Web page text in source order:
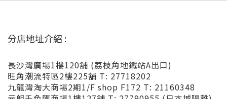
分店地址介紹 :
長沙灣廣場1樓120舖 (荔枝角地鐵站A出口)
旺角潮流特區2樓225舖 T: 27718202
九龍灣淘大商場2期1/F shop F172 T: 21160348